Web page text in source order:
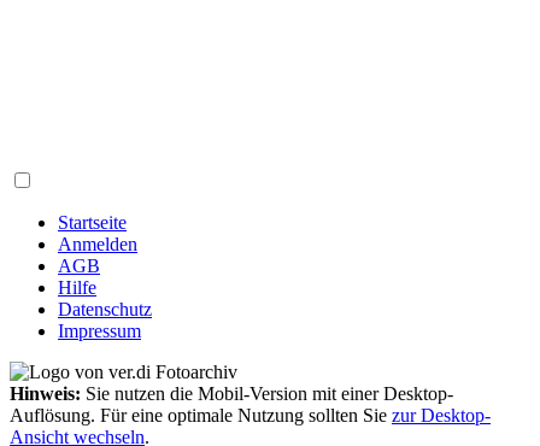
Startseite
Anmelden
AGB
Hilfe
Datenschutz
Impressum
Hinweis: Sie nutzen die Mobil-Version mit einer Desktop-
Auflösung. Für eine optimale Nutzung sollten Sie zur Desktop-
Ansicht wechseln.